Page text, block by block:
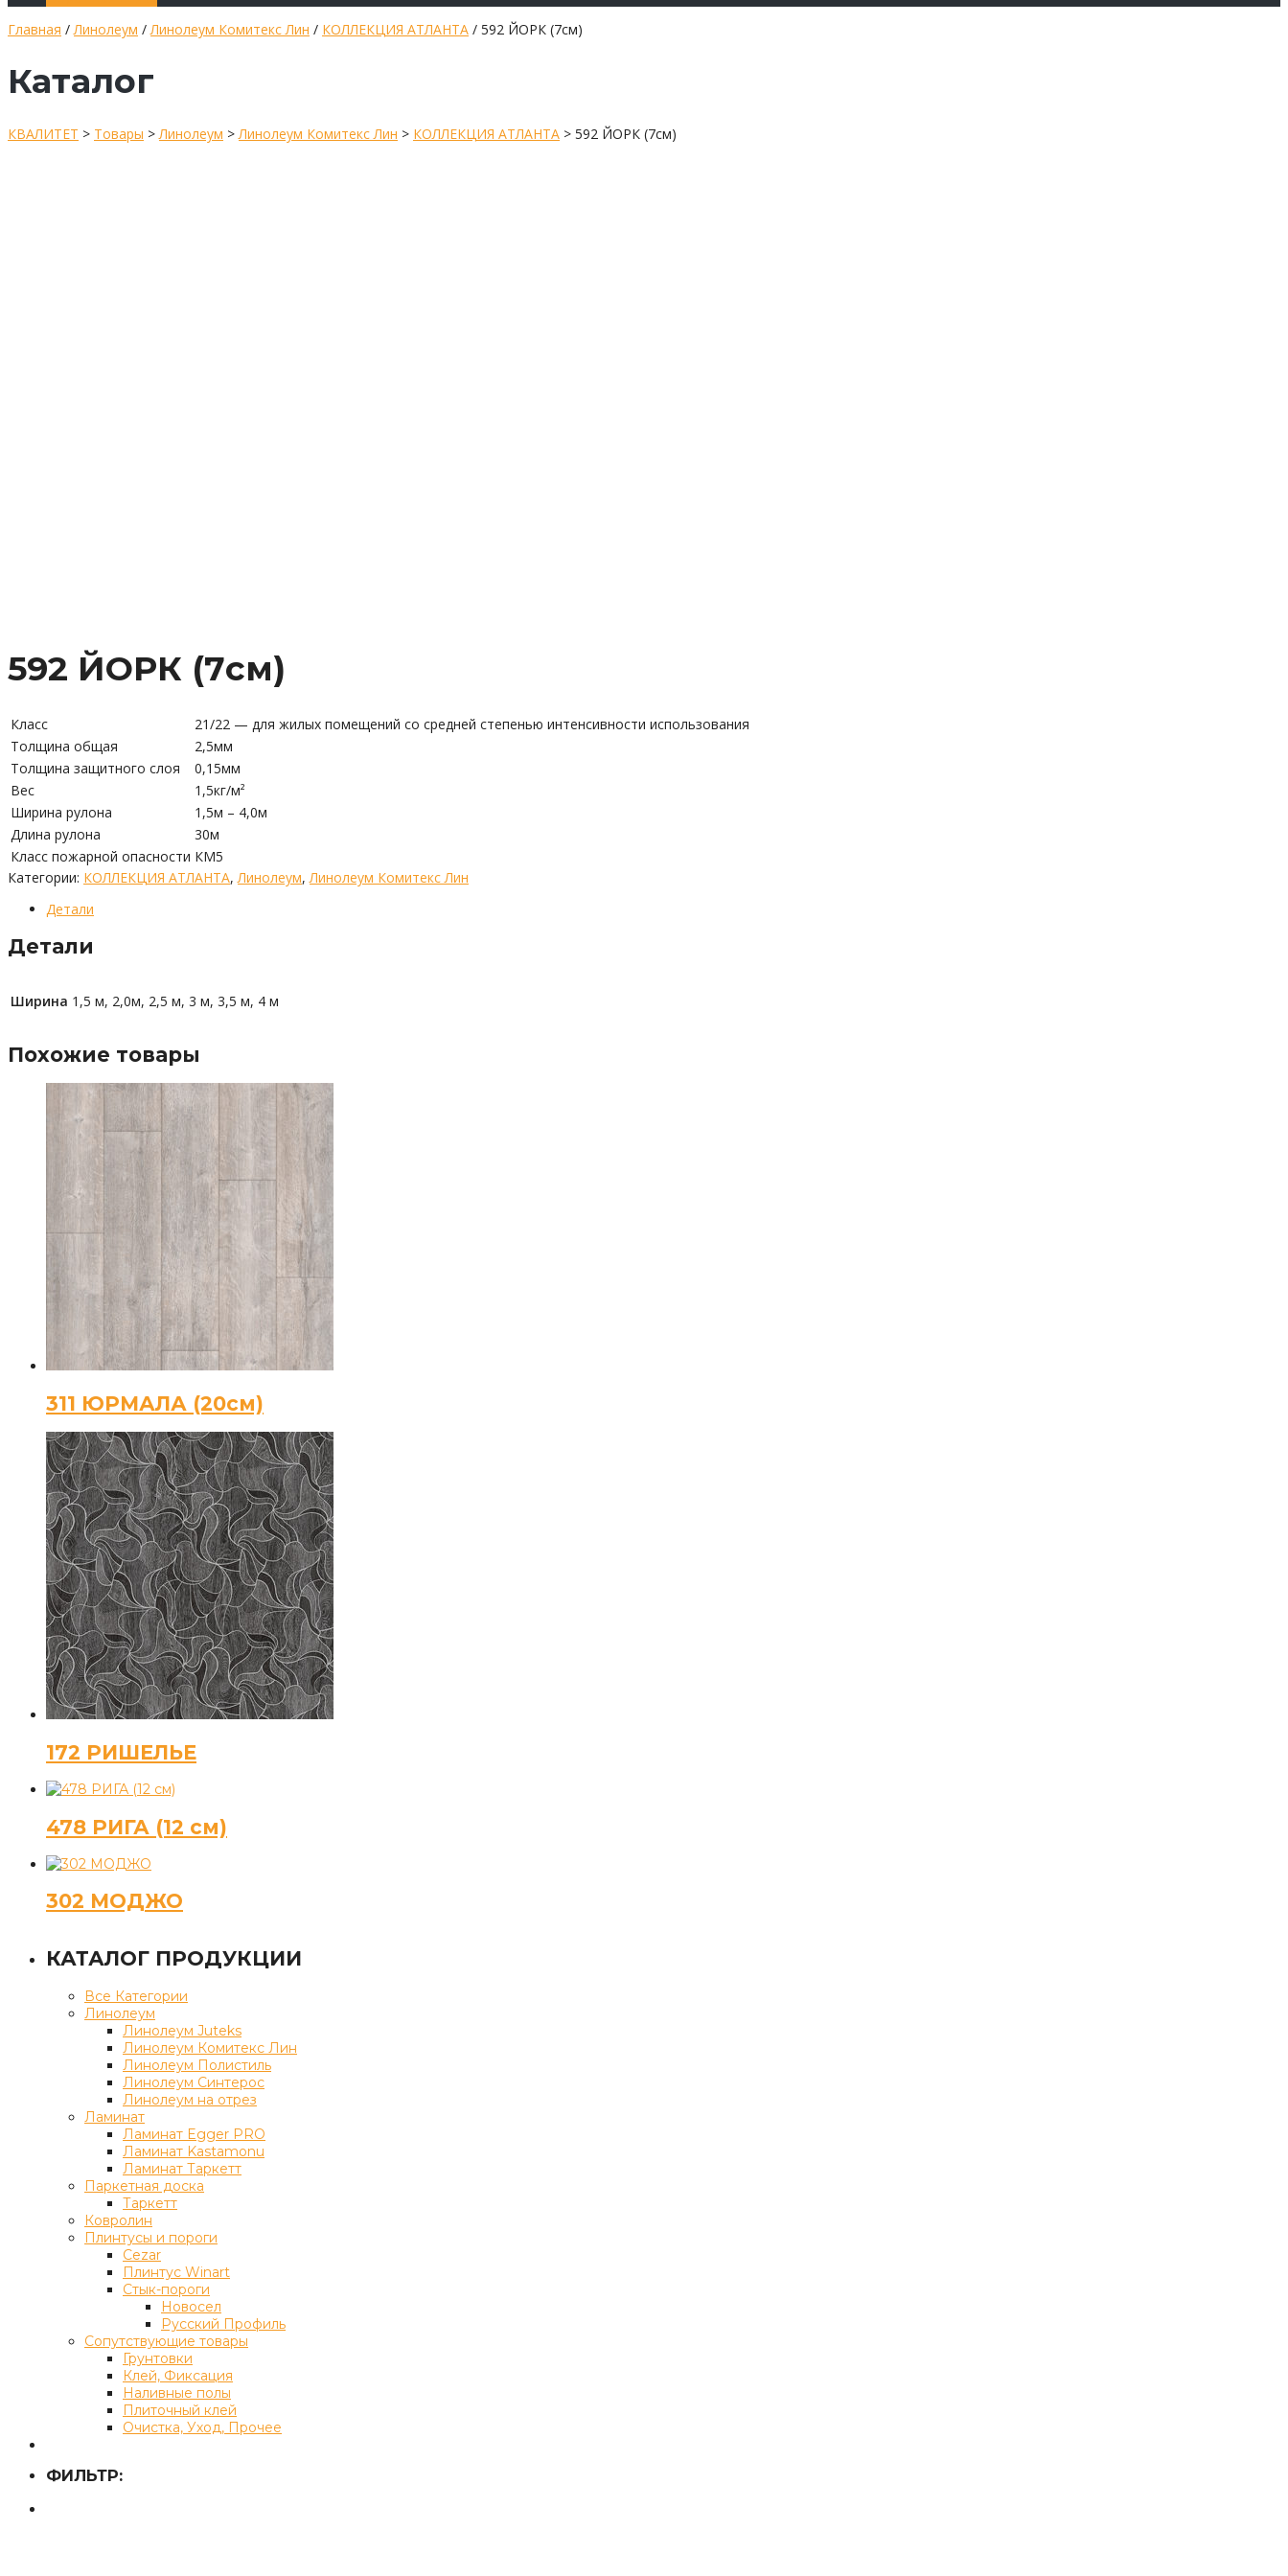
Главная /Линолеум /Линолеум Комитекс Лин / КОЛЛЕКЦИЯ АТЛАНТА / 592 ЙОРК (7см)
Каталог
КВАЛИТЕТ > Товары >Линолеум >Линолеум Комитекс Лин > КОЛЛЕКЦИЯ АТЛАНТА > 592 ЙОРК (7см)
592 ЙОРК (7см)
Класс
21/22 — для жилых помещений со средней степенью интенсивности использования
Толщина общая
2,5мм
Толщина защитного слоя
0,15мм
Вес
1,5кг/м²
Ширина рулона
1,5м – 4,0м
Длина рулона
30м
Класс пожарной опасности КМ5
Категории: КОЛЛЕКЦИЯ АТЛАНТА, Линолеум, Линолеум Комитекс Лин
Детали
Детали
Ширина 1,5 м, 2,0м, 2,5 м, 3 м, 3,5 м, 4 м
Похожие товары
311 ЮРМАЛА (20см)
172 РИШЕЛЬЕ
478 РИГА (12 см)
302 МОДЖО
КАТАЛОГ ПРОДУКЦИИ
Все Категории
Линолеум
Линолеум Juteks
Линолеум Комитекс Лин
Линолеум Полистиль
Линолеум Синтерос
Линолеум на отрез
Ламинат
Ламинат Egger PRO
Ламинат Kastamonu
Ламинат Таркетт
Паркетная доска
Таркетт
Ковролин
Плинтусы и пороги
Cezar
Плинтус Winart
Стык-пороги
Новосел
Русский Профиль
Сопутствующие товары
Грунтовки
Клей, Фиксация
Наливные полы
Плиточный клей
Очистка, Уход, Прочее
ФИЛЬТР: